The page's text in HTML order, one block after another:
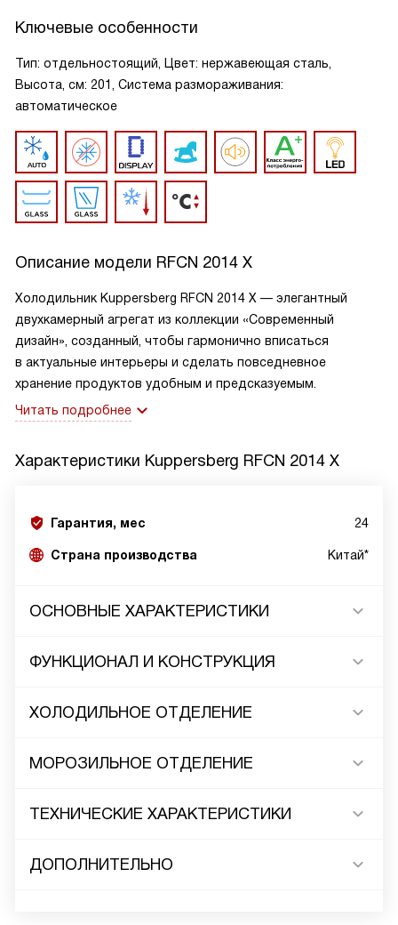
Ключевые особенности
Тип: отдельностоящий, Цвет: нержавеющая сталь,
Высота, см: 201, Система размораживания:
автоматическое
Описание модели RFCN 2014 X
Холодильник Kuppersberg RFCN 2014 X — элегантный
двухкамерный агрегат из коллекции «Современный
дизайн», созданный, чтобы гармонично вписаться
в актуальные интерьеры и сделать повседневное
хранение продуктов удобным и предсказуемым.
Читать подробнее
Характеристики Kuppersberg RFCN 2014 X
Гарантия, мес 24
Страна производства Китай*
ОСНОВНЫЕ ХАРАКТЕРИСТИКИ
ФУНКЦИОНАЛ И КОНСТРУКЦИЯ
ХОЛОДИЛЬНОЕ ОТДЕЛЕНИЕ
МОРОЗИЛЬНОЕ ОТДЕЛЕНИЕ
ТЕХНИЧЕСКИЕ ХАРАКТЕРИСТИКИ
ДОПОЛНИТЕЛЬНО